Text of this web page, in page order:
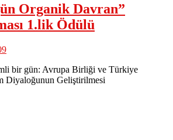
Organik Davran”
1.lik Ödülü
bir gün: Avrupa Birliği ve Türkiye
Diyaloğunun Geliştirilmesi